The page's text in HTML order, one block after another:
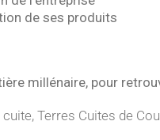
de ses produits
millénaire, pour
Terres Cuites de